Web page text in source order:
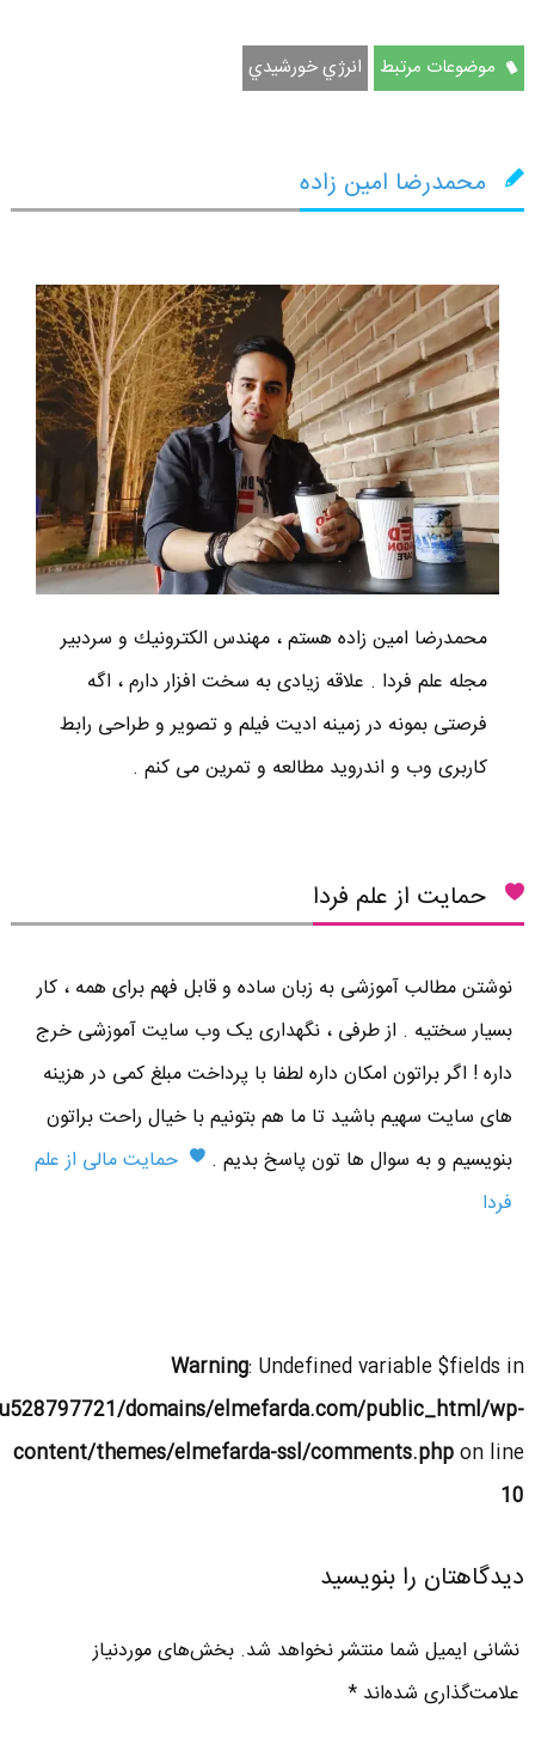
موضوعات مرتبط انرژي خورشيدي
محمدرضا امین زاده
محمدرضا امين زاده هستم ، مهندس الكترونيك و سردبير
مجله علم فردا . علاقه زیادی به سخت افزار دارم ، اگه
فرصتی بمونه در زمینه ادیت فیلم و تصویر و طراحی رابط
کاربری وب و اندروید مطالعه و تمرین می کنم .
حمایت از علم فردا
نوشتن مطالب آموزشی به زبان ساده و قابل فهم برای همه ، کار
بسیار سختیه . از طرفی ، نگهداری یک وب سایت آموزشی خرج
داره ! اگر براتون امکان داره لطفا با پرداخت مبلغ کمی در هزینه
های سایت سهیم باشید تا ما هم بتونیم با خیال راحت براتون
بنویسیم و به سوال ها تون پاسخ بدیم .
حمایت مالی از علم
فردا
Warning: Undefined variable $fields in
domains/elmefarda.com/public_html/wp-
content/themes/elmefarda-ssl/comments.phpon line
10
دیدگاهتان را بنویسید
نشانی ایمیل شما منتشر نخواهد شد. بخش‌های موردنیاز
علامت‌گذاری شده‌اند*